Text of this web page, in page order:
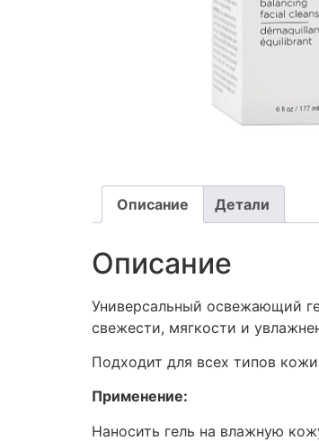
Описание Детали
Описание
Универсальный освежающий
свежести, мягкости и
Подходит для всех типов
Применение:
Наносить гель на влажную